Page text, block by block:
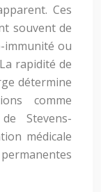
Ces
souvent de
immunité ou
rapidité de
détermine
comme
Stevens-
médicale